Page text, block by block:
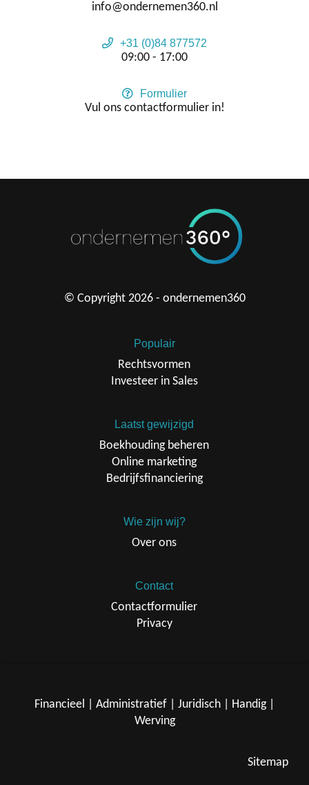
info@ondernemen360.nl
+31 (0)84 877572
09:00 - 17:00
Formulier
Vul ons contactformulier in!
© Copyright 2026 - ondernemen360
Populair
Rechtsvormen
Investeer in Sales
Laatst gewijzigd
Boekhouding beheren
Online marketing
Bedrijfsfinanciering
Wie zijn wij?
Over ons
Contact
Contactformulier
Privacy
Financieel Administratief Juridisch Handig|
Werving
Sitemap